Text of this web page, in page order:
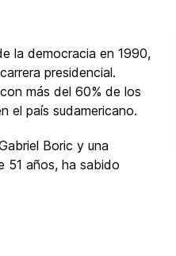
la democracia en 1990,
presidencial.
más del 60% de los
el país sudamericano.
Boric y una
51 años, ha sabido